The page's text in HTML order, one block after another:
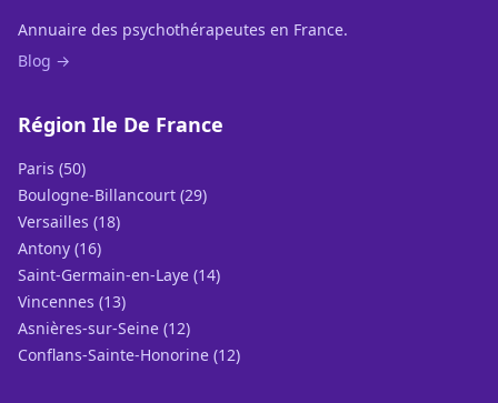
Annuaire des psychothérapeutes en France.
Blog →
Région Ile De France
Paris (50)
Boulogne-Billancourt (29)
Versailles (18)
Antony (16)
Saint-Germain-en-Laye (14)
Vincennes (13)
Asnières-sur-Seine (12)
Conflans-Sainte-Honorine (12)